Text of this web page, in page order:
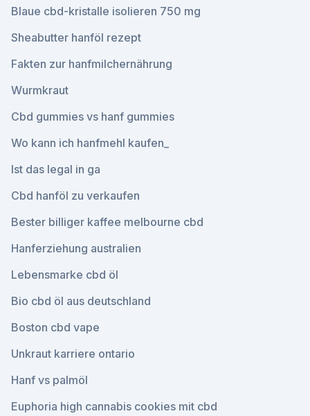
Blaue cbd-kristalle isolieren 750 mg
Sheabutter hanföl rezept
Fakten zur hanfmilchernährung
Wurmkraut
Cbd gummies vs hanf gummies
Wo kann ich hanfmehl kaufen_
Ist das legal in ga
Cbd hanföl zu verkaufen
Bester billiger kaffee melbourne cbd
Hanferziehung australien
Lebensmarke cbd öl
Bio cbd öl aus deutschland
Boston cbd vape
Unkraut karriere ontario
Hanf vs palmöl
Euphoria high cannabis cookies mit cbd